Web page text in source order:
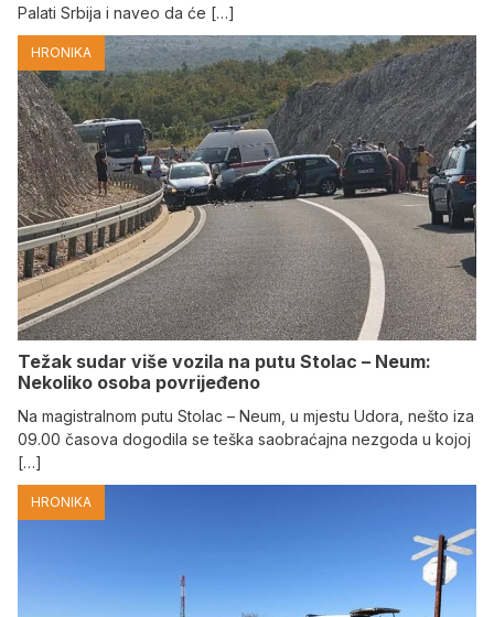
Palati Srbija i naveo da će […]
HRONIKA
Težak sudar više vozila na putu Stolac – Neum:
Nekoliko osoba povrijeđeno
Na magistralnom putu Stolac – Neum, u mjestu Udora, nešto iza
09.00 časova dogodila se teška saobraćajna nezgoda u kojoj
[…]
HRONIKA